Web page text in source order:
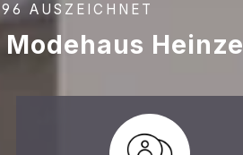
AUSZEICHNET
Heinze